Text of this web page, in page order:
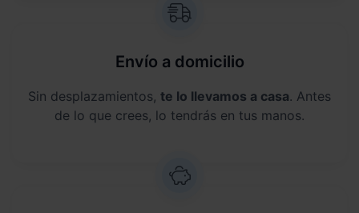
Envío a domicilio
Sin desplazamientos, te lo llevamos a casa. Antes
de lo que crees, lo tendrás en tus manos.